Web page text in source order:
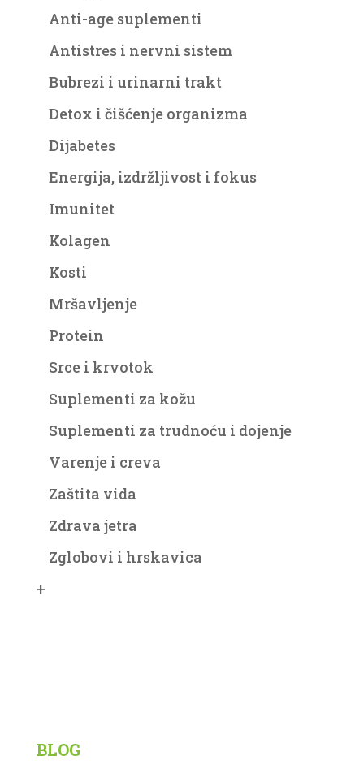
Anti-age suplementi
Antistres i nervni sistem
Bubrezi i urinarni trakt
Detox i čišćenje organizma
Dijabetes
Energija, izdržljivost i fokus
Imunitet
Kolagen
Kosti
Mršavljenje
Protein
Srce i krvotok
Suplementi za kožu
Suplementi za trudnoću i dojenje
Varenje i creva
Zaštita vida
Zdrava jetra
Zglobovi i hrskavica
+
BLOG